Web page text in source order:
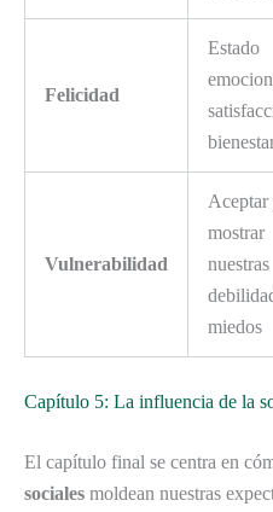
Felicidad
Estado
Vulnerabilidad
Aceptar
mostrar
nuestras
miedos
Capítulo 5: La influencia de la
El capítulo final se centra en
sociales moldean nuestras